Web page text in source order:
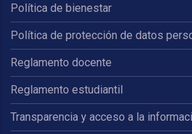
Política de bienestar
Política de protección de datos
Reglamento docente
Reglamento estudiantil
Transparencia y acceso a la